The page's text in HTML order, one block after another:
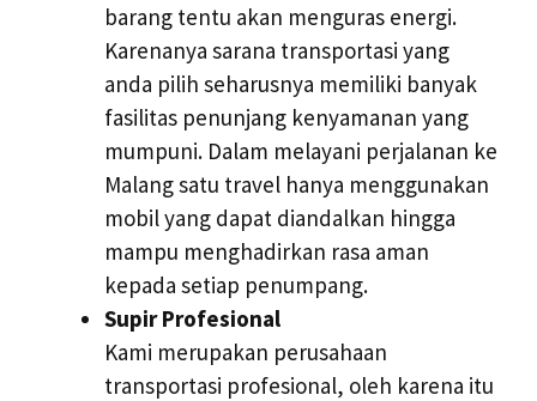
barang tentu akan menguras energi.
Karenanya sarana transportasi yang
anda pilih seharusnya memiliki banyak
fasilitas penunjang kenyamanan yang
mumpuni. Dalam melayani perjalanan ke
Malang satu travel hanya menggunakan
mobil yang dapat diandalkan hingga
mampu menghadirkan rasa aman
kepada setiap penumpang.
Supir Profesional
Kami merupakan perusahaan
transportasi profesional, oleh karena itu